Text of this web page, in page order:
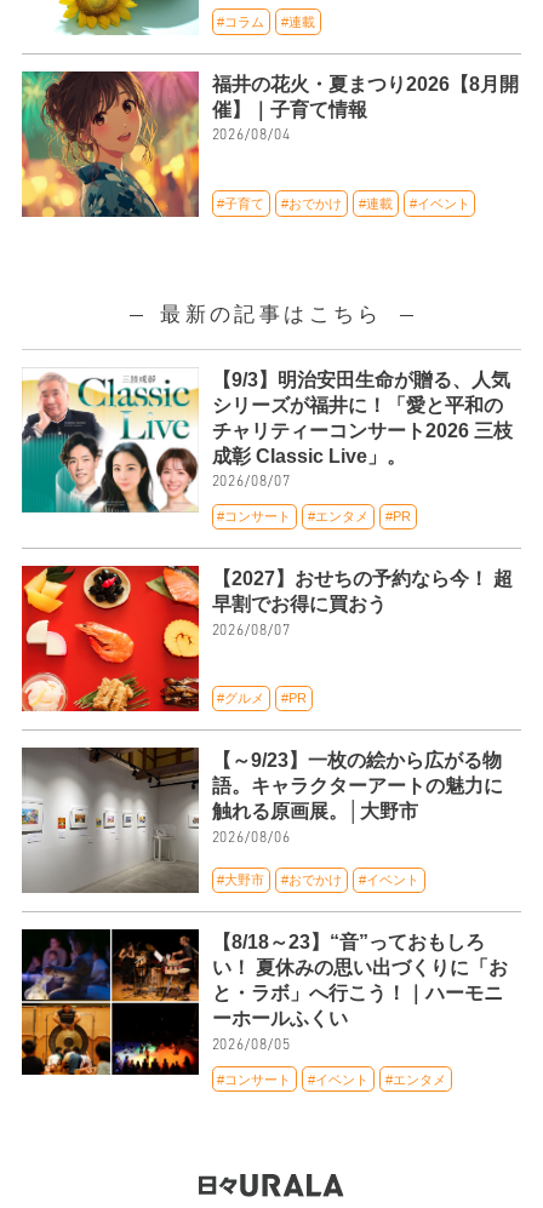
#コラム #連載
福井の花火・夏まつり2026【8月開
催】｜子育て情報
2026/08/04
#子育て #おでかけ #連載 #イベント
最新の記事はこちら
【9/3】明治安田生命が贈る、人気
シリーズが福井に！「愛と平和の
チャリティーコンサート2026 三枝
成彰 Classic Live」。
2026/08/07
#コンサート #エンタメ #PR
【2027】おせちの予約なら今！ 超
早割でお得に買おう
2026/08/07
#グルメ #PR
【～9/23】一枚の絵から広がる物
語。キャラクターアートの魅力に
触れる原画展。│大野市
2026/08/06
#大野市 #おでかけ #イベント
【8/18～23】“音”っておもしろ
い！ 夏休みの思い出づくりに「お
と・ラボ」へ行こう！｜ハーモニ
ーホールふくい
2026/08/05
#コンサート #イベント #エンタメ